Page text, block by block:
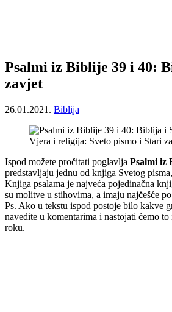
Psalmi iz Biblije 39 i 40:
zavjet
26.01.2021. Biblija
Vjera i religija: Sveto pismo i Stari
Ispod možete pročitati poglavlja Psalmi iz
predstavljaju jednu od knjiga Svetog
Knjiga psalama je najveća pojedinačna
su molitve u stihovima, a imaju najčešće
Ps. Ako u tekstu ispod postoje bilo kakve
navedite u komentarima i nastojati ćemo
roku.